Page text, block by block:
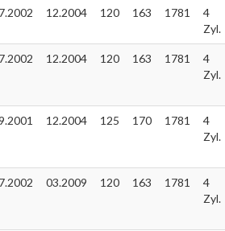
12.2004 120 163 1781
4
Zyl.
12.2004 120 163 1781
4
Zyl.
12.2004 125 170 1781
4
Zyl.
03.2009 120 163 1781
4
Zyl.